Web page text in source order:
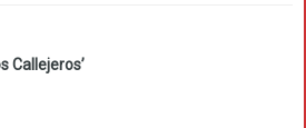
Callejeros’